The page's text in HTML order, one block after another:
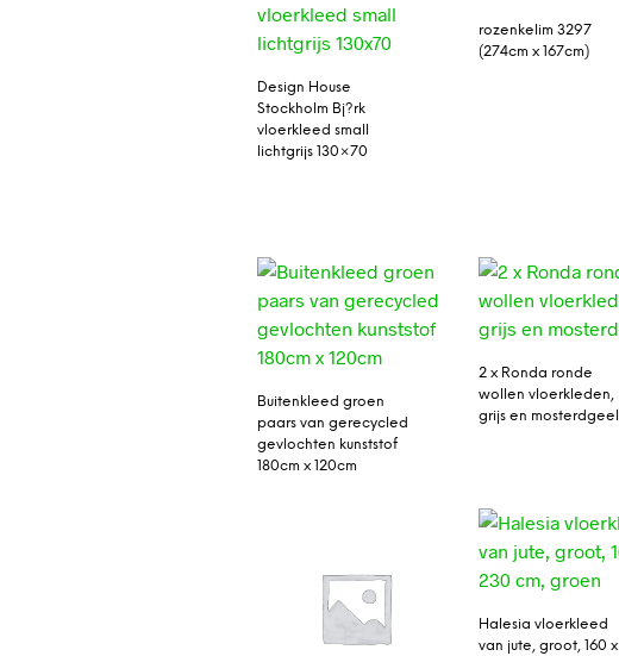
Design House
Stockholm Bj?rk
vloerkleed small
lichtgrijs 130×70
rozenkelim 3297
(274cm x 167cm)
Buitenkleed groen
paars van gerecycled
gevlochten kunststof
180cm x 120cm
2 x Ronda ronde
wollen vloerkleden,
grijs en mosterdgeel
Halesia vloerkleed
van jute, groot, 160 x